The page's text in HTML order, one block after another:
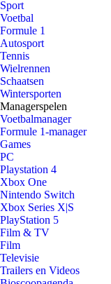
Sport
Voetbal
Formule 1
Autosport
Tennis
Wielrennen
Schaatsen
Wintersporten
Managerspelen
Voetbalmanager
Formule 1-manager
Games
PC
Playstation 4
Xbox One
Nintendo Switch
Xbox Series X|S
PlayStation 5
Film & TV
Film
Televisie
Trailers en Videos